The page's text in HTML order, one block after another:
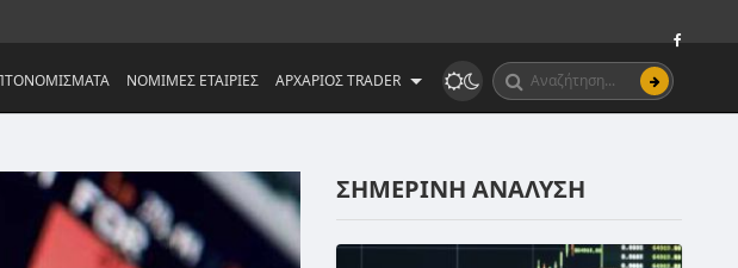
ΝΟΜΙΜΕΣ ΕΤΑΙΡΙΕΣ ΑΡΧΑΡΙΟΣ TRADER
ΣΗΜΕΡΙΝΗ ΑΝΑΛΥΣΗ